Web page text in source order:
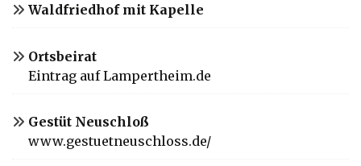
Waldfriedhof mit Kapelle
Ortsbeirat
Eintrag auf Lampertheim.de
Gestüt Neuschloß
www.gestuetneuschloss.de/